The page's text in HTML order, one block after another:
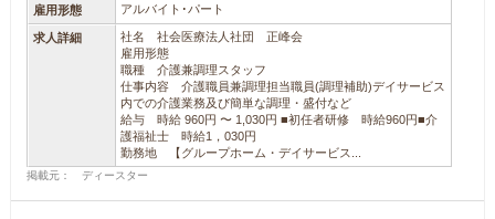
雇用形態 アルバイト･パート
求人詳細
社名 社会医療法人社団 正峰会
雇用形態
職種 介護兼調理スタッフ
仕事内容 介護職員兼調理担当職員(調理補助)デイサービス
内での介護業務及び簡単な調理・盛付など
給与 時給 960円 〜 1,030円 ■初任者研修 時給960円■介
護福祉士 時給1，030円
勤務地 【グループホーム・デイサービス...
掲載元： ディースター